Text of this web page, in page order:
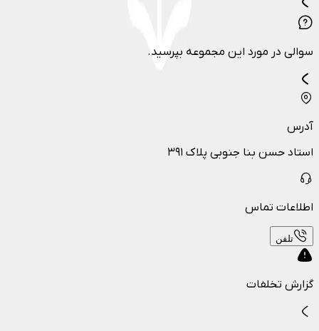
سوالی در مورد این مجموعه بپرسید.
آدرس
استاد حسن بنا جنوبی پلاک ۳۹۱
اطلاعات تماس
تلفن
گزارش تخلفات